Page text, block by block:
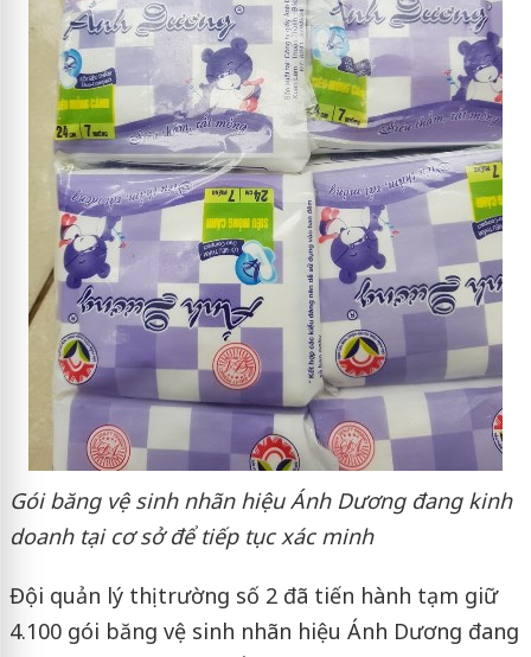
Gói băng vệ sinh nhãn hiệu Ánh Dương đang kinh
doanh tại cơ sở để tiếp tục xác minh
Đội quản lý thị trường số 2 đã tiến hành tạm giữ
4.100 gói băng vệ sinh nhãn hiệu Ánh Dương đang